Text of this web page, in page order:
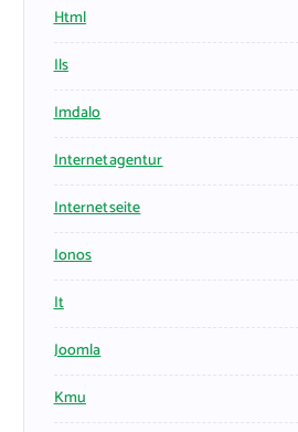
Html
Ils
Imdalo
Internetagentur
Internetseite
Ionos
It
Joomla
Kmu